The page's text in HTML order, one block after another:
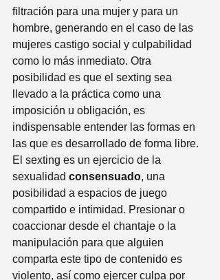
filtración para una mujer y para un
hombre, generando en el caso de las
mujeres castigo social y culpabilidad
como lo más inmediato. Otra
posibilidad es que el sexting sea
llevado a la práctica como una
imposición u obligación, es
indispensable entender las formas en
las que es desarrollado de forma libre.
El sexting es un ejercicio de la
sexualidad consensuado, una
posibilidad a espacios de juego
compartido e intimidad. Presionar o
coaccionar desde el chantaje o la
manipulación para que alguien
comparta este tipo de contenido es
violento, así como ejercer culpa por